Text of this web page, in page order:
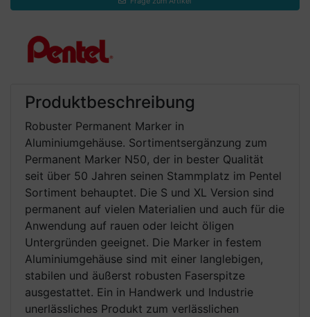
Produktbeschreibung
Robuster Permanent Marker in
Aluminiumgehäuse. Sortimentsergänzung zum
Permanent Marker N50, der in bester Qualität
seit über 50 Jahren seinen Stammplatz im Pentel
Sortiment behauptet. Die S und XL Version sind
permanent auf vielen Materialien und auch für die
Anwendung auf rauen oder leicht öligen
Untergründen geeignet. Die Marker in festem
Aluminiumgehäuse sind mit einer langlebigen,
stabilen und äußerst robusten Faserspitze
ausgestattet. Ein in Handwerk und Industrie
unerlässliches Produkt zum verlässlichen